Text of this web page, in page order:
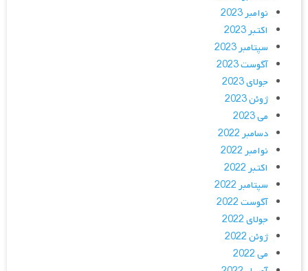
نوامبر 2023
اکتبر 2023
سپتامبر 2023
آگوست 2023
جولای 2023
ژوئن 2023
می 2023
دسامبر 2022
نوامبر 2022
اکتبر 2022
سپتامبر 2022
آگوست 2022
جولای 2022
ژوئن 2022
می 2022